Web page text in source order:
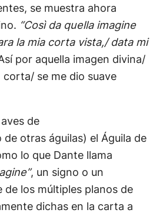
se muestra ahora
“Così da quella imagine
la mia corta vista,/ data mi
por aquella imagen divina/
se me dio suave
de
otras águilas) el Águila de
lo que Dante llama
, un signo o un
de los múltiples planos de
dichas en la carta a